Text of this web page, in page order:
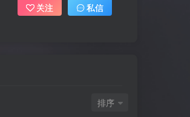
关注 私信
排序